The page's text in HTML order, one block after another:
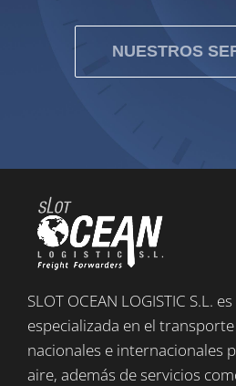
NUESTROS
SLOT OCEAN LOGISTIC S.L.
especializada en el
nacionales e internacionales
aire, además de servicios